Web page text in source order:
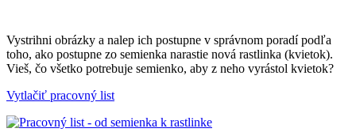
Vystrihni obrázky a nalep ich postupne v správnom poradí podľa
toho, ako postupne zo semienka narastie nová rastlinka (kvietok).
Vieš, čo všetko potrebuje semienko, aby z neho vyrástol kvietok?
Vytlačiť pracovný list